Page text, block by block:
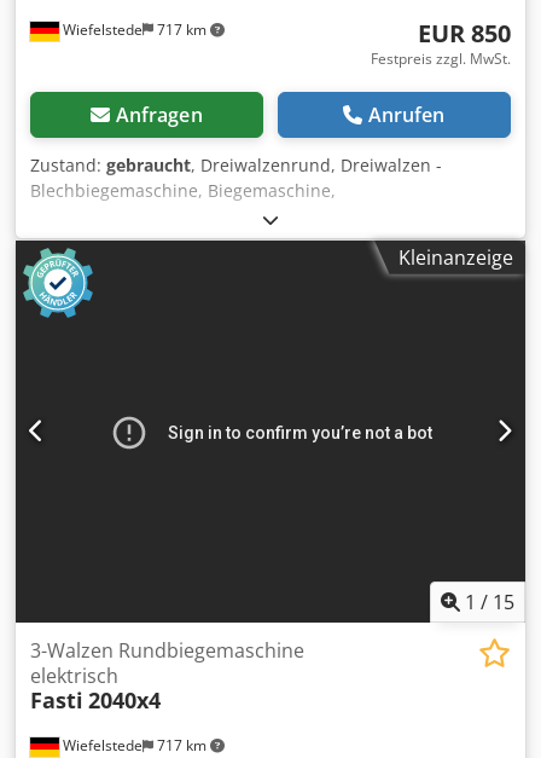
Wiefelstede 717 km EUR 850
Festpreis zzgl. MwSt.
Anfragen Anrufen
Zustand: gebraucht, Dreiwalzenrund, Dreiwalzen -
Blechbiegemaschine, Biegemaschine,
Blechrundbiegemaschine, 3-Walzen Rundbiegemaschine,
Profilbiegemaschine, Dreiwalzen-Blecheinrollmaschine -
Ersatzteil Oberwalze -Zeichnung bei den Bildern -max.
Blechbreite: 2060 mm -max. Blechstärke: mm Dodpfxscx T
E Rs Anyowa -Walzendurchmesser: 141 mm -Lagerung
Kleinanzeige
1 / 15
Wiefelstede 717 km
3-Walzen Rundbiegemaschine
elektrisch
Fasti 2040x4